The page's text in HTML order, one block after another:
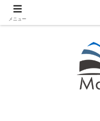
人気おすすめ漫画紹
メニュー